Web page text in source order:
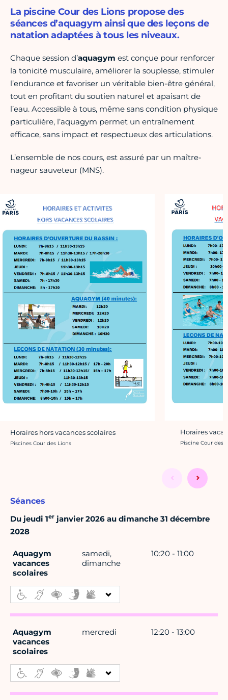
La piscine Cour des Lions propose des
séances d’aquagym ainsi que des leçons de
natation adaptées à tous les niveaux.
Chaque session d’aquagym est conçue pour renforcer
la tonicité musculaire, améliorer la souplesse, stimuler
l’endurance et favoriser un véritable bien-être général,
tout en profitant du soutien naturel et apaisant de
l’eau. Accessible à tous, même sans condition physique
particulière, l’aquagym permet un entraînement
efficace, sans impact et respectueux des articulations.
L’ensemble de nos cours, est assuré par un maître-
nageur sauveteur (MNS).
Horaires hors vacances scolaires
Crédit photo :
Piscines Cour des Lions
Horaires
Crédit photo :
Piscine Cour des
Séances
Du jeudi 1er janvier 2026 au dimanche 31 décembre
2028
Aquagym
vacances
scolaires
samedi,
dimanche
10:20 - 11:00
Aquagym
vacances
scolaires
mercredi 12:20 - 13:00